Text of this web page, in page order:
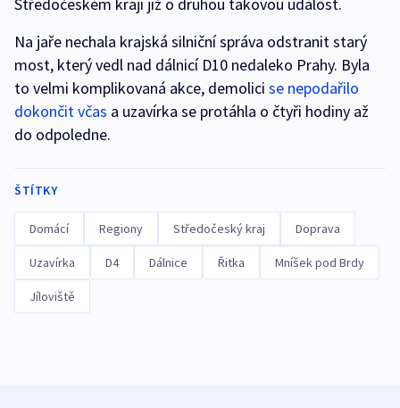
Na jaře nechala krajská silniční správa odstranit starý
most, který vedl nad dálnicí D10 nedaleko Prahy. Byla
to velmi komplikovaná akce, demolici se nepodařilo
dokončit včas a uzavírka se protáhla o čtyři hodiny až
do odpoledne.
ŠTÍTKY
Domácí Regiony Středočeský kraj Doprava
Uzavírka D4 Dálnice Řitka Mníšek pod Brdy
Jíloviště